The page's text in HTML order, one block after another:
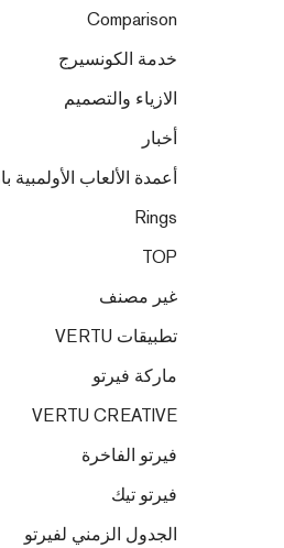
Comparison
خدمة الكونسيرج
الازياء والتصميم
أخبار
أعمدة الألعاب الأولمبية
Rings
TOP
غير مصنف
تطبيقات VERTU
ماركة فيرتو
VERTU CREATIVE
فيرتو الفاخرة
فيرتو تيك
الجدول الزمني لفيرتو